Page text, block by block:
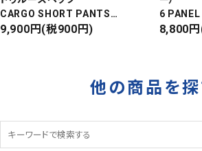
CARGO SHORT PANTS
カーゴショートパンツ
9,900円(税900円)
6
MADE
8,800
他の商品を探